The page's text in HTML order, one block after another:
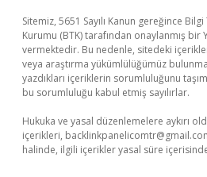
Sitemiz, 5651 Sayılı Kanun gereğince
Kurumu (BTK) tarafından onaylanmış bir
vermektedir. Bu nedenle, sitedeki
veya araştırma yükümlülüğümüz
yazdıkları içeriklerin sorumluluğunu
bu sorumluluğu kabul etmiş sayılırlar.
Hukuka ve yasal düzenlemelere aykırı
içerikleri,
halinde, ilgili içerikler yasal süre